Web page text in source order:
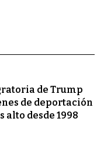
de Trump
de deportación
alto desde 1998